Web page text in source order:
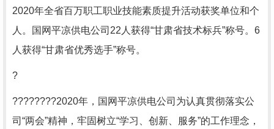
2020年全省百万职工职业技能素质提升活动获奖单位和个
人。国网平凉供电公司22人获得“甘肃省技术标兵”称号。6
人获得“甘肃省优秀选手”称号。
?
????????2020年，国网平凉供电公司为认真贯彻落实公
司“两会”精神，牢固树立“学习、创新、服务”的工作理念，